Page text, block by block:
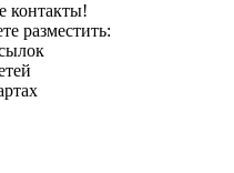
контакты!
разместить: